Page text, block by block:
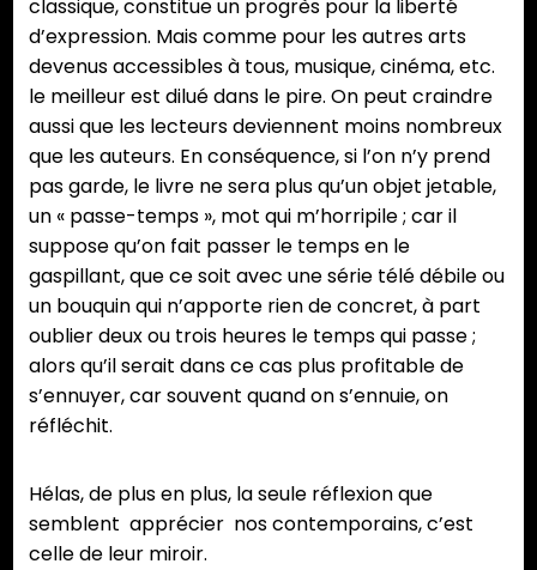
classique, constitue un progrès pour la liberté
d’expression. Mais comme pour les autres arts
devenus accessibles à tous, musique, cinéma, etc.
le meilleur est dilué dans le pire. On peut craindre
aussi que les lecteurs deviennent moins nombreux
que les auteurs. En conséquence, si l’on n’y prend
pas garde, le livre ne sera plus qu’un objet jetable,
un « passe-temps », mot qui m’horripile ; car il
suppose qu’on fait passer le temps en le
gaspillant, que ce soit avec une série télé débile ou
un bouquin qui n’apporte rien de concret, à part
oublier deux ou trois heures le temps qui passe ;
alors qu’il serait dans ce cas plus profitable de
s’ennuyer, car souvent quand on s’ennuie, on
réfléchit.
Hélas, de plus en plus, la seule réflexion que
semblent apprécier nos contemporains, c’est
celle de leur miroir.